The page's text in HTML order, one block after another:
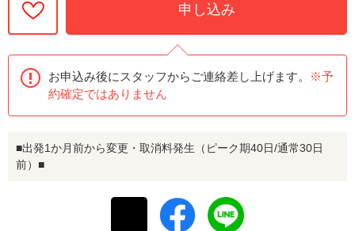
申し込み
お申込み後にスタッフからご連絡差し上げます。
※予
約確定ではありません
■出発1か月前から変更・取消料発生（ピーク期40日/通常30日
前）■